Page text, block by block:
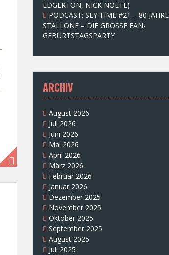
EDGERTON, NICK NOLTE)
PODCAST: SLY TIME #21 – 80 JAHRE
STALLONE – DIE GROSSE FAN-
GEBURTSTAGSPARTY
ARCHIV
August 2026
Juli 2026
Juni 2026
Mai 2026
April 2026
März 2026
Februar 2026
Januar 2026
Dezember 2025
November 2025
Oktober 2025
September 2025
August 2025
Juli 2025